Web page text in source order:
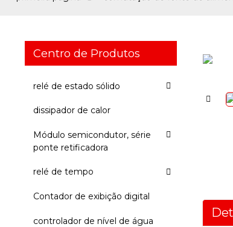
Centro de Produtos
relé de estado sólido
dissipador de calor
Módulo semicondutor, série
ponte retificadora
relé de tempo
Contador de exibição digital
controlador de nível de água